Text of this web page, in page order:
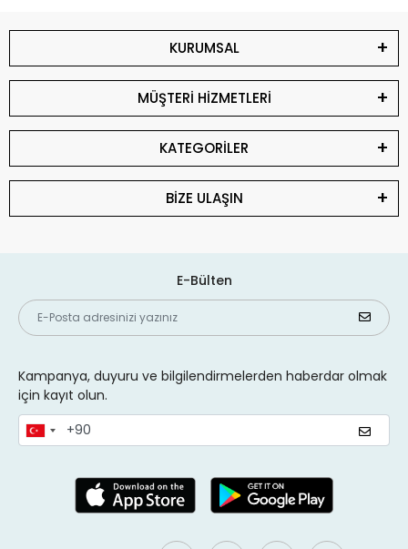
KURUMSAL
MÜŞTERİ HİZMETLERİ
KATEGORİLER
BİZE ULAŞIN
E-Bülten
Kampanya, duyuru ve bilgilendirmelerden haberdar olmak
için kayıt olun.